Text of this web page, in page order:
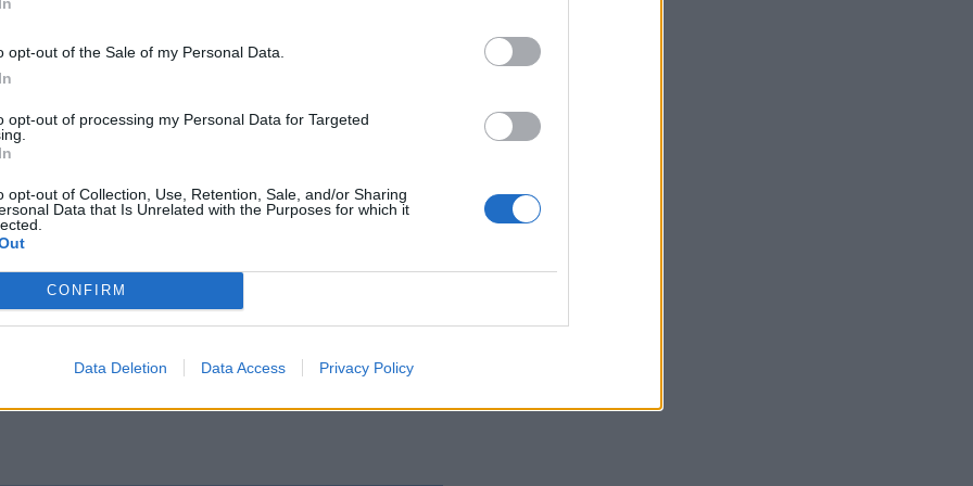
opt-out of the Sale of my Personal Data.
opt-out of processing my Personal Data for Targeted
opt-out of Collection, Use, Retention, Sale, and/or Sharing
Data that Is Unrelated with the Purposes for which it
CONFIRM
Data Deletion Data Access Privacy Policy
Gumiel, Ripoll (Sergi, 63’), Xavi Revuelta (Genís, 45’),
Llarch, 79’), Adrià.
Canalda, Musta, Gironés (Adrian, 67’), Lluís (Magí,
Descarrega (Aitor, 45’).
de Terres de l’Ebre. Targetes per a Robert (89’)
corberans.